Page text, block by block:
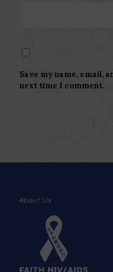
Save my name, email,
next time I comment.
About Us